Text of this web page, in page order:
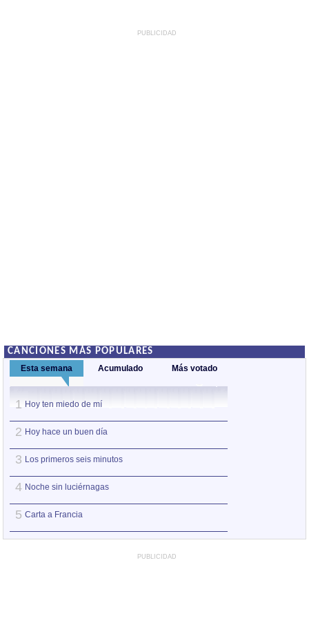
PUBLICIDAD
CANCIONES MÁS POPULARES
Esta semana Acumulado Más votado
1 Hoy ten miedo de mí
2 Hoy hace un buen día
3 Los primeros seis minutos
4 Noche sin luciérnagas
5 Carta a Francia
PUBLICIDAD